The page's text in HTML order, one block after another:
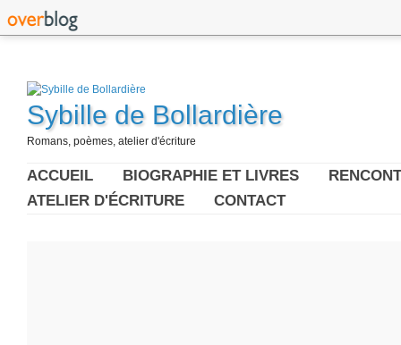
Sybille de Bollardière
Romans, poèmes, atelier d'écriture
ACCUEIL BIOGRAPHIE ET LIVRES
ATELIER D'ÉCRITURE
CONTACT